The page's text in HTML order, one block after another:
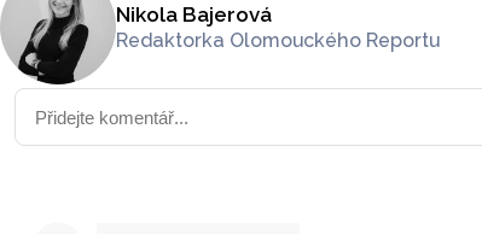
Nikola Bajerová
Redaktorka Olomouckého Reportu